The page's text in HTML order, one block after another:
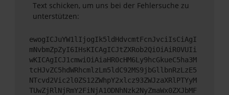
Text schicken, um uns bei der Fehlersuche zu
unterstützen:
ewogICJuYW1lIjogIk5ldHdvcmtFcnJvciIsCiAgI
mNvbmZpZyI6IHsKICAgICJtZXRob2QiOiAiR0VUIi
wKICAgICJ1cmwiOiAiaHR0cHM6Ly9hcGkueC5ha3M
tcHJvZC5hdWRhcmlzLm5ldC92MS9jbGllbnRzLzE5
NTcvd2Vic2l0ZS12ZWhpY2xlcz93ZWJzaXRlPTYyM
TUwZjRlNjRmY2FiNjA1ODNhNzk2NyZmaWx0ZXJbMF